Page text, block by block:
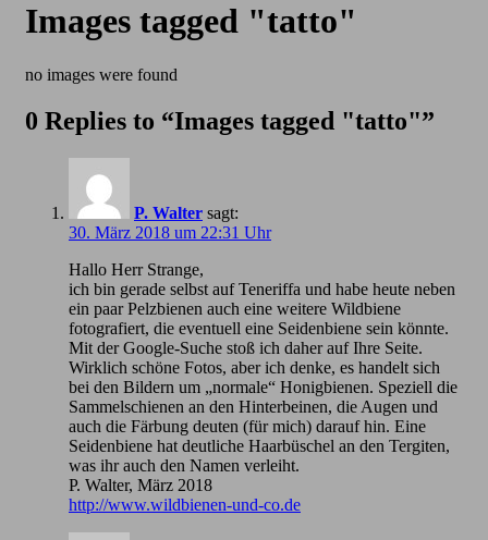
Images tagged "tatto"
no images were found
0 Replies to “Images tagged "tatto"”
P. Walter sagt:
30. März 2018 um 22:31 Uhr
Hallo Herr Strange,
ich bin gerade selbst auf Teneriffa und habe heute neben
ein paar Pelzbienen auch eine weitere Wildbiene
fotografiert, die eventuell eine Seidenbiene sein könnte.
Mit der Google-Suche stoß ich daher auf Ihre Seite.
Wirklich schöne Fotos, aber ich denke, es handelt sich
bei den Bildern um „normale“ Honigbienen. Speziell die
Sammelschienen an den Hinterbeinen, die Augen und
auch die Färbung deuten (für mich) darauf hin. Eine
Seidenbiene hat deutliche Haarbüschel an den Tergiten,
was ihr auch den Namen verleiht.
P. Walter, März 2018
http://www.wildbienen-und-co.de